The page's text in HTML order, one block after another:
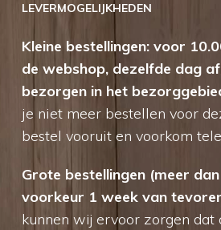
LEVERMOGELIJKHEDEN
Kleine bestellingen: voor
de webshop, dezelfde dag
bezorgen in het
je niet meer bestellen voor
bestel vooruit en voorkom
Grote bestellingen (meer
voorkeur 1 week van
kunnen wij ervoor zorgen dat